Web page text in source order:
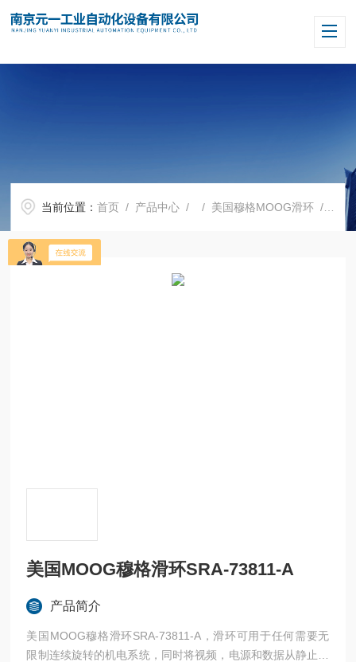
当前位置：首页 / 产品中心 / / 美国穆格MOOG滑环 / SRA-73811-A美国MOOG穆格滑环SRA-73811-A
美国MOOG穆格滑环SRA-73811-A
产品简介
美国MOOG穆格滑环SRA-73811-A，滑环可用于任何需要无
限制连续旋转的机电系统，同时将视频，电源和数据从静止结